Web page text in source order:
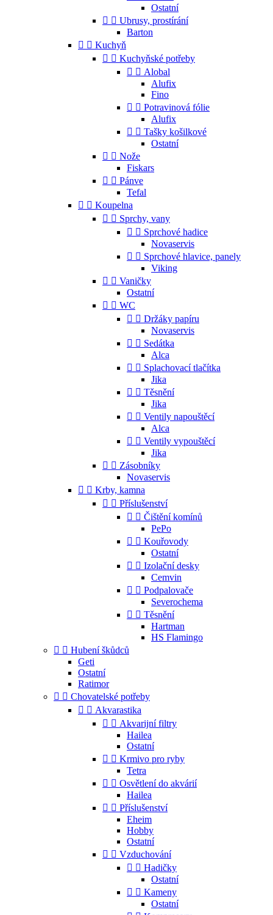
Ostatní
  Ubrusy, prostírání
Barton
  Kuchyň
  Kuchyňské potřeby
  Alobal
Alufix
Fino
  Potravinová fólie
Alufix
  Tašky košilkové
Ostatní
  Nože
Fiskars
  Pánve
Tefal
  Koupelna
  Sprchy, vany
  Sprchové hadice
Novaservis
  Sprchové hlavice, panely
Viking
  Vaničky
Ostatní
  WC
  Držáky papíru
Novaservis
  Sedátka
Alca
  Splachovací tlačítka
Jika
  Těsnění
Jika
  Ventily napouštěcí
Alca
  Ventily vypouštěcí
Jika
  Zásobníky
Novaservis
  Krby, kamna
  Příslušenství
  Čištění komínů
PePo
  Kouřovody
Ostatní
  Izolační desky
Cemvin
  Podpalovače
Severochema
  Těsnění
Hartman
HS Flamingo
  Hubení škůdců
Geti
Ostatní
Ratimor
  Chovatelské potřeby
  Akvarastika
  Akvarijní filtry
Hailea
Ostatní
  Krmivo pro ryby
Tetra
  Osvětlení do akvárií
Hailea
  Příslušenství
Eheim
Hobby
Ostatní
  Vzduchování
  Hadičky
Ostatní
  Kameny
Ostatní